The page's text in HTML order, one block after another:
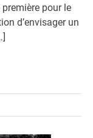
pour le
d’envisager un